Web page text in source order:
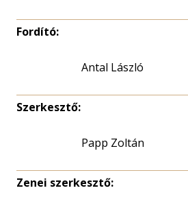
Fordító:
Antal László
Szerkesztő:
Papp Zoltán
Zenei szerkesztő: